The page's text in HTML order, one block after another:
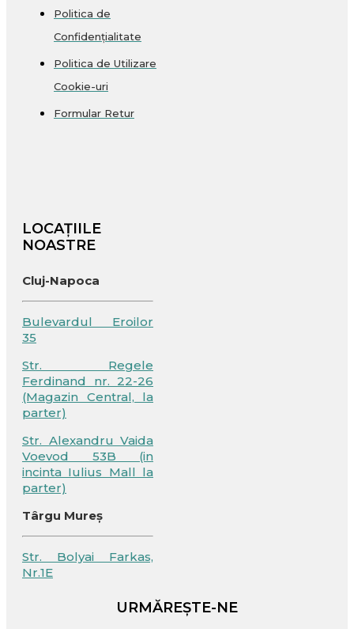
Politica de
Confidențialitate
Politica de Utilizare
Cookie-uri
Formular Retur
LOCAȚIILE
NOASTRE
Cluj-Napoca
Bulevardul Eroilor
35
Str. Regele
Ferdinand nr. 22-26
(Magazin Central, la
parter)
Str. Alexandru Vaida
Voevod 53B (in
incinta Iulius Mall la
parter)
Târgu Mureș
Str. Bolyai Farkas,
Nr.1E
URMĂREȘTE-NE